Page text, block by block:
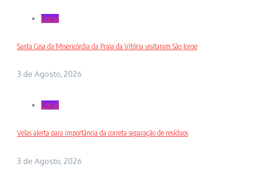
Local
Santa Casa da Misericórdia da Praia da Vitória visitaram São Jorge
3 de Agosto, 2026
Local
Velas alerta para importância da correta separação de resíduos
3 de Agosto, 2026